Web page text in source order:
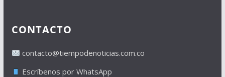
CONTACTO
contacto@tiempodenoticias.com.co
Escríbenos por WhatsApp